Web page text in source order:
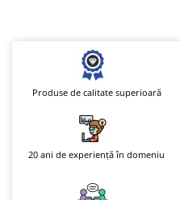
Produse de calitate superioară
20 ani de experiență în domeniu